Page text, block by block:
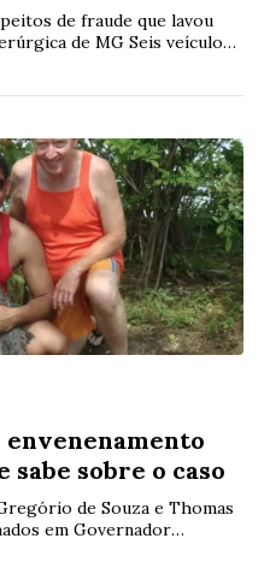
de fraude que lavou
de MG Seis veículos
sabe sobre o caso
de Souza e Thomas
em Governador